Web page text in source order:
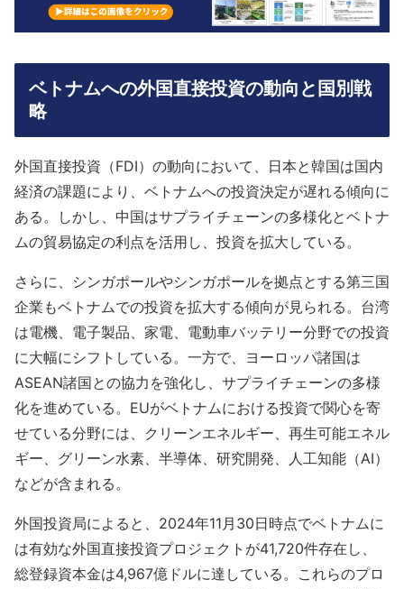
ベトナムへの外国直接投資の動向と国別戦
略
外国直接投資（FDI）の動向において、日本と韓国は国内
経済の課題により、ベトナムへの投資決定が遅れる傾向に
ある。しかし、中国はサプライチェーンの多様化とベトナ
ムの貿易協定の利点を活用し、投資を拡大している。
さらに、シンガポールやシンガポールを拠点とする第三国
企業もベトナムでの投資を拡大する傾向が見られる。台湾
は電機、電子製品、家電、電動車バッテリー分野での投資
に大幅にシフトしている。一方で、ヨーロッパ諸国は
ASEAN諸国との協力を強化し、サプライチェーンの多様
化を進めている。EUがベトナムにおける投資で関心を寄
せている分野には、クリーンエネルギー、再生可能エネル
ギー、グリーン水素、半導体、研究開発、人工知能（AI）
などが含まれる。
外国投資局によると、2024年11月30日時点でベトナムに
は有効な外国直接投資プロジェクトが41,720件存在し、
総登録資本金は4,967億ドルに達している。これらのプロ